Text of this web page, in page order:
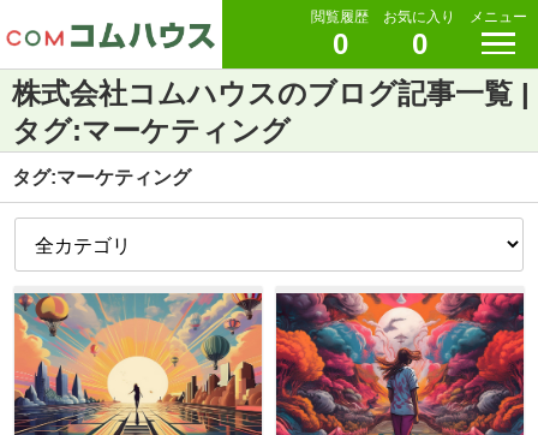
閲覧履歴
0
お気に入り
0
メニュー
株式会社コムハウスのブログ記事一覧 |
タグ:マーケティング
タグ:マーケティング